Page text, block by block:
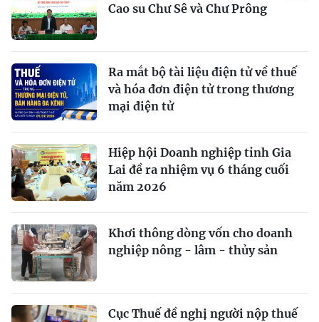
Cao su Chư Sê và Chư Prông
Ra mắt bộ tài liệu điện tử về thuế
và hóa đơn điện tử trong thương
mại điện tử
Hiệp hội Doanh nghiệp tỉnh Gia
Lai đề ra nhiệm vụ 6 tháng cuối
năm 2026
Khơi thông dòng vốn cho doanh
nghiệp nông - lâm - thủy sản
Cục Thuế đề nghị người nộp thuế